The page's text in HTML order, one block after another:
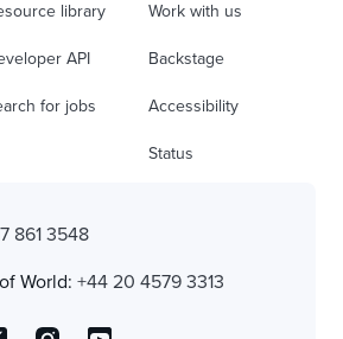
library
API
for jobs
Work with us
Backstage
Accessibility
Status
861 3548
World: +44 20 4579 3313